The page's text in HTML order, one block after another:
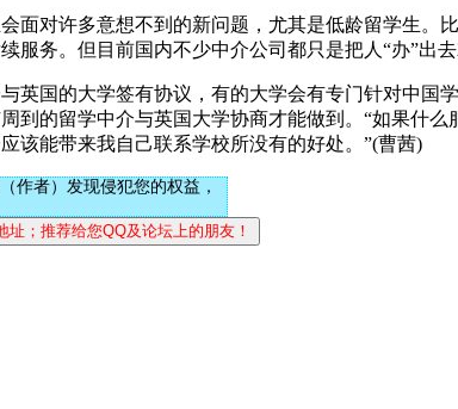
面对许多意想不到的新问题，尤其是低龄留学生。
服务。但目前国内不少中介公司都只是把人“办”出去
英国的大学签有协议，有的大学会有专门针对中国
的留学中介与英国大学协商才能做到。“如果什么
该能带来我自己联系学校所没有的好处。”(曹茜)
者）发现侵犯您的权益，